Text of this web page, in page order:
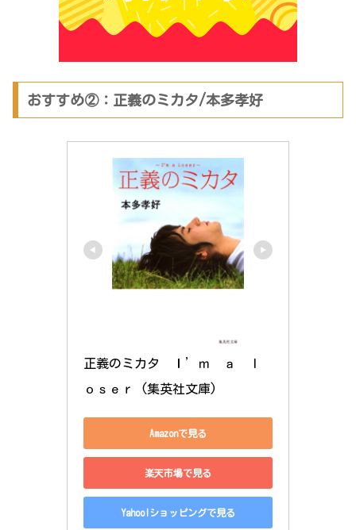
おすすめ②：正義のミカタ/本多孝好
正義のミカタ　Ｉ’ｍ　ａ　ｌ
ｏｓｅｒ (集英社文庫)
Amazonで見る
楽天市場で見る
Yahoo!ショッピングで見る